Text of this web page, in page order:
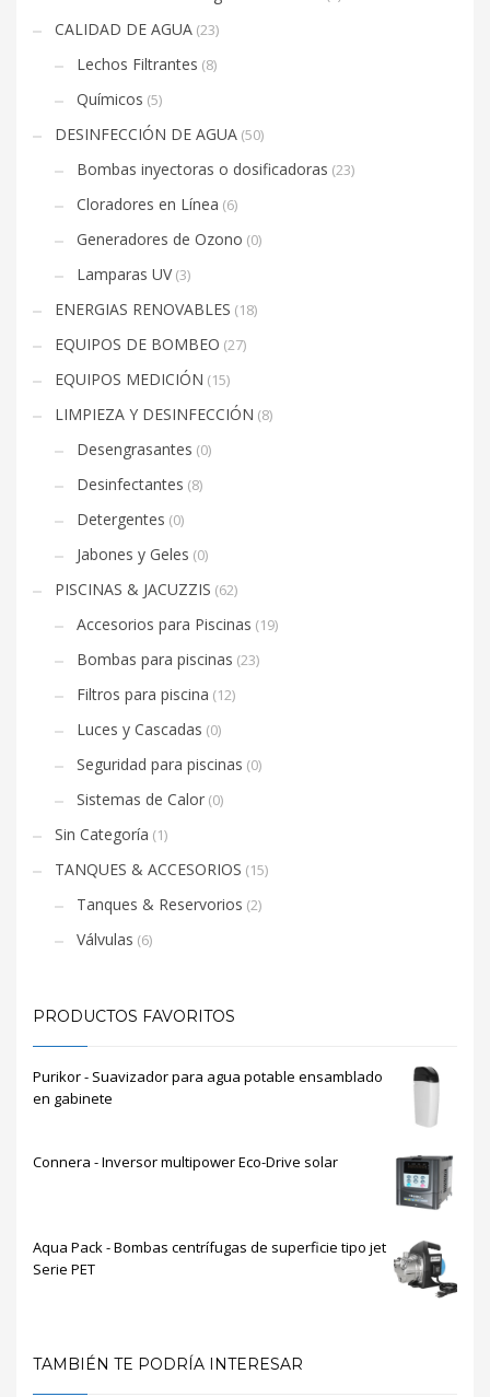
CALIDAD DE AGUA (23)
Lechos Filtrantes (8)
Químicos (5)
DESINFECCIÓN DE AGUA (50)
Bombas inyectoras o dosificadoras (23)
Cloradores en Línea (6)
Generadores de Ozono (0)
Lamparas UV (3)
ENERGIAS RENOVABLES (18)
EQUIPOS DE BOMBEO (27)
EQUIPOS MEDICIÓN (15)
LIMPIEZA Y DESINFECCIÓN (8)
Desengrasantes (0)
Desinfectantes (8)
Detergentes (0)
Jabones y Geles (0)
PISCINAS & JACUZZIS (62)
Accesorios para Piscinas (19)
Bombas para piscinas (23)
Filtros para piscina (12)
Luces y Cascadas (0)
Seguridad para piscinas (0)
Sistemas de Calor (0)
Sin Categoría (1)
TANQUES & ACCESORIOS (15)
Tanques & Reservorios (2)
Válvulas (6)
PRODUCTOS FAVORITOS
Purikor - Suavizador para agua potable ensamblado
en gabinete
Connera - Inversor multipower Eco-Drive solar
Aqua Pack - Bombas centrífugas de superficie tipo jet
Serie PET
TAMBIÉN TE PODRÍA INTERESAR